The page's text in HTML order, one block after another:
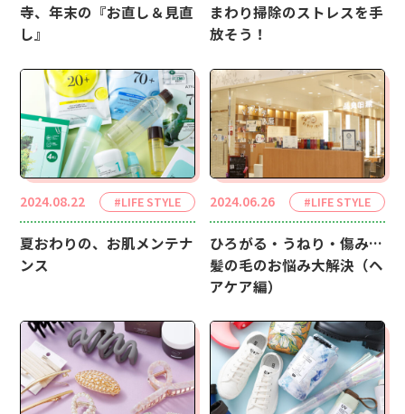
寺、年末の『お直し＆見直
し』
まわり掃除のストレスを手
放そう！
2024.08.22 #LIFE STYLE
夏おわりの、お肌メンテナ
ンス
2024.06.26 #LIFE STYLE
ひろがる・うねり・傷み…
髪の毛のお悩み大解決（ヘ
アケア編）